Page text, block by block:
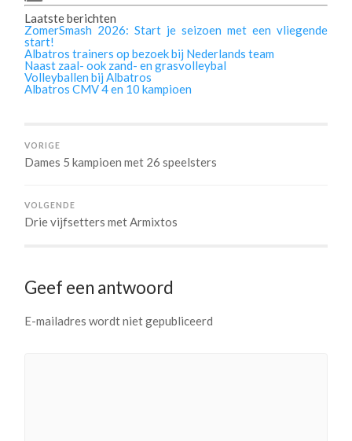
Laatste berichten
ZomerSmash 2026: Start je seizoen met een vliegende
start!
Albatros trainers op bezoek bij Nederlands team
Naast zaal- ook zand- en grasvolleybal
Volleyballen bij Albatros
Albatros CMV 4 en 10 kampioen
VORIGE
Dames 5 kampioen met 26 speelsters
VOLGENDE
Drie vijfsetters met Armixtos
Geef een antwoord
E-mailadres wordt niet gepubliceerd